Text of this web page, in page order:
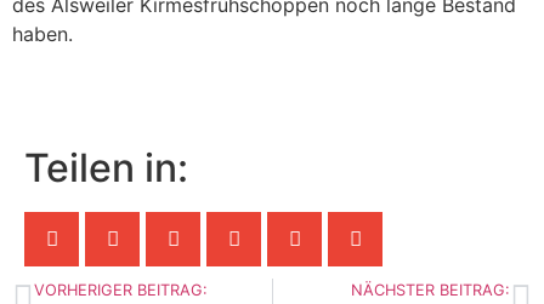
des Alsweiler Kirmesfrühschoppen noch lange Bestand
haben.
Teilen in:
VORHERIGER BEITRAG: NÄCHSTER BEITRAG: